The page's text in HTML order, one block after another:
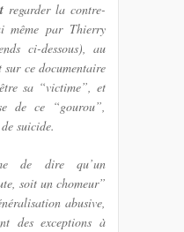
regarder la contre-
même par Thierry
ci-dessous), au
ce documentaire
sa “victime”, et
de ce “gourou”,
suicide.
de dire qu’un
soit un chomeur”
abusive,
des exceptions à